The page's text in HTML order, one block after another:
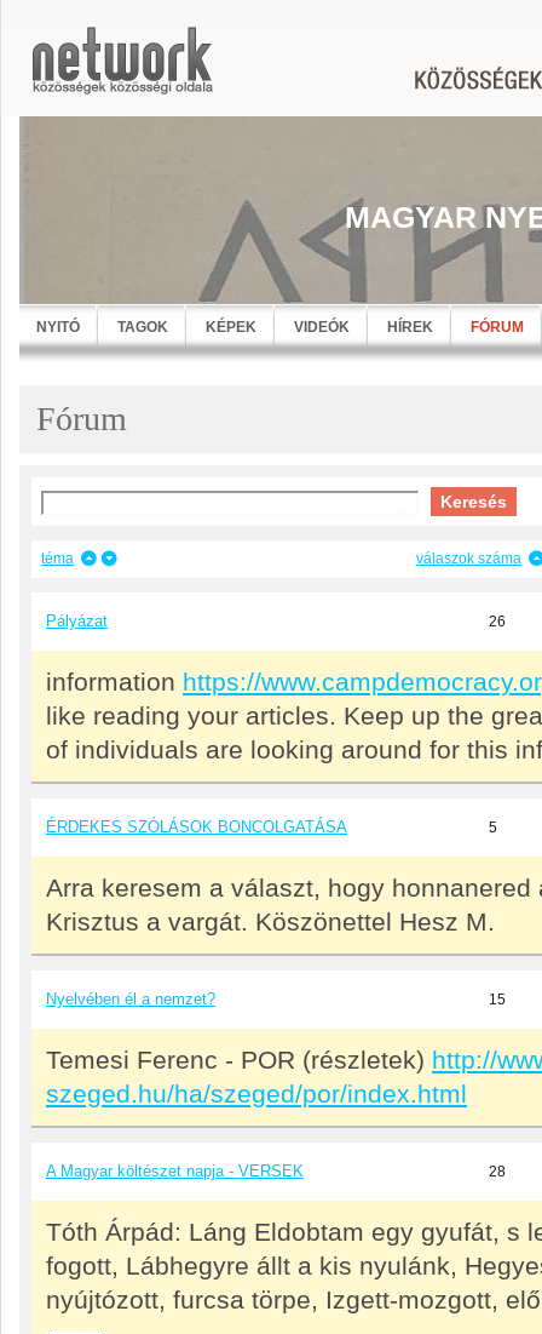
MAGYAR
NYITÓ TAGOK KÉPEK VIDEÓK HÍREK FÓRUM
Fórum
téma válaszok száma
Pályázat 26
information https://
like reading your articles. Keep up the
of individuals are looking around for this
ÉRDEKES SZÓLÁSOK BONCOLGATÁSA 5
Arra keresem a választ, hogy
Krisztus a vargát. Köszönettel Hesz M.
Nyelvében él a nemzet? 15
Temesi Ferenc - POR (részletek) http://
szeged.hu/ha/szeged/por/index.html
A Magyar költészet napja - VERSEK 28
Tóth Árpád: Láng Eldobtam egy gyufát, s
fogott, Lábhegyre állt a kis nyulánk,
nyújtózott, furcsa törpe, Izgett-mozgott,